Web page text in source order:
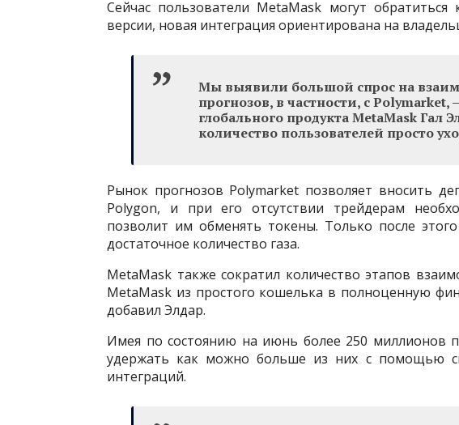
Сейчас пользователи MetaMask могут
версии, новая интеграция ориентирована на
Мы выявили большой спрос на
прогнозов, в частности, с
глобального продукта MetaMask Гал
количество пользователей просто
Рынок прогнозов Polymarket позволяет вносить
Polygon, и при его отсутствии трейдерам
позволит им обменять токены. Только после
достаточное количество газа.
MetaMask также сократил количество этапов
MetaMask из простого кошелька в полноценную
добавил Элдар.
Имея по состоянию на июнь более 250 миллионов
удержать как можно больше из них с помощью
интеграций.